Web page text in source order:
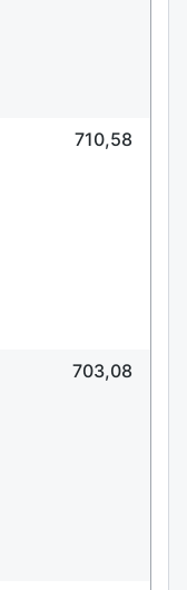
710,58
703,08